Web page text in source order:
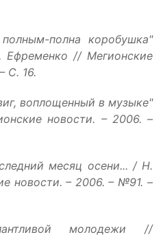
полна коробушка"
// Мегионские
С. 16.
воплощенный в музыке"
новости. – 2006. –
месяц осени... / Н.
новости. – 2006. – №91. –
молодежи //